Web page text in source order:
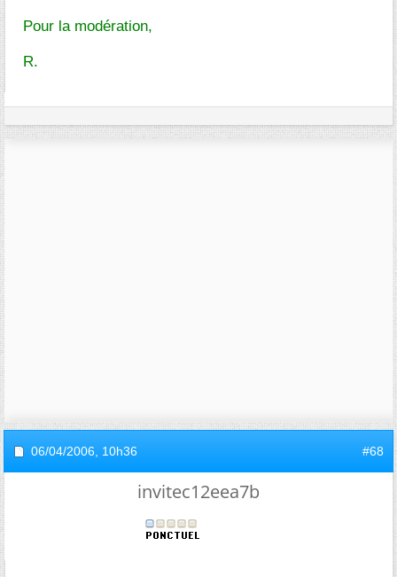
Pour la modération,
R.
06/04/2006, 10h36 #68
invitec12eea7b